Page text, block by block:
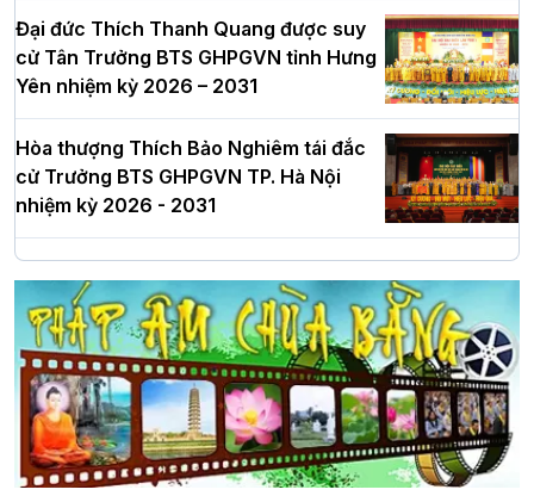
Đại đức Thích Thanh Quang được suy
cử Tân Trưởng BTS GHPGVN tỉnh Hưng
Yên nhiệm kỳ 2026 – 2031
Hòa thượng Thích Bảo Nghiêm tái đắc
cử Trưởng BTS GHPGVN TP. Hà Nội
nhiệm kỳ 2026 - 2031
Hà Nội: Long trọng lễ khởi công xây
dựng Trung tâm văn hóa Phật giáo Thủ
đô
Hà Nội: Ngày tu học cuối cùng khép lại
khóa sinh hoạt Phật pháp mùa hè lần
thứ XIV tại chùa Bằng